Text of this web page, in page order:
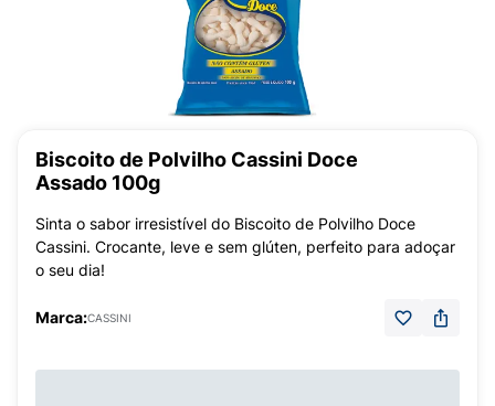
Biscoito de Polvilho Cassini Doce
Assado 100g
Sinta o sabor irresistível do Biscoito de Polvilho Doce
Cassini. Crocante, leve e sem glúten, perfeito para adoçar
o seu dia!
Marca:CASSINI